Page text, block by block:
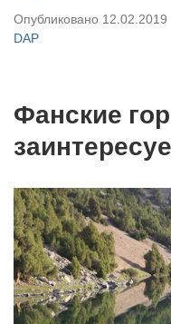
Опубликовано 12.02.2019
DAP
Фанские